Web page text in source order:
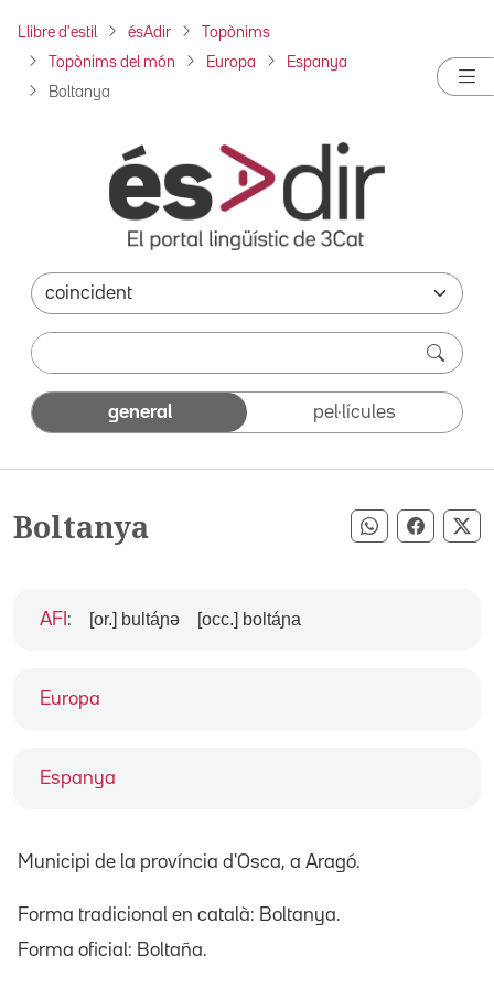
Llibre d'estil ésAdir Topònims
Topònims del món Europa Espanya
Boltanya
general pel·lícules
Boltanya Compartir
Europa
Espanya
AFI : [or.] bultáɲə [occ.] boltáɲa
Municipi de la província d'Osca, a Aragó.
Forma tradicional en català: Boltanya.
Forma oficial: Boltaña.